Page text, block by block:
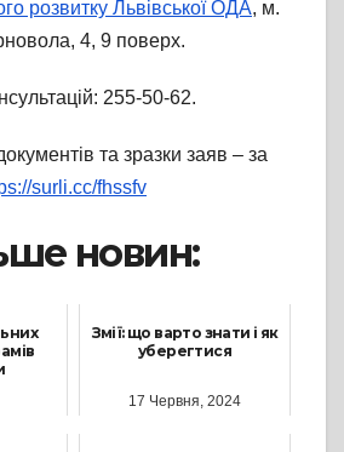
розвитку Львівської ОДА, м.
4, 9 поверх.
255-50-62.
та зразки заяв – за
surli.cc/fhssfv
новин:
Змії: що варто знати і як
уберегтися
17 Червня, 2024